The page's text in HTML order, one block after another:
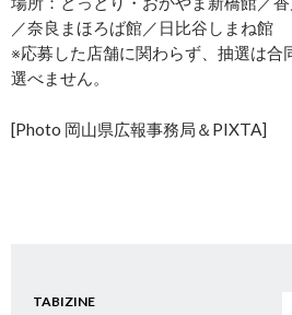
／奈良まほろば館／日比谷しまね館
※応募した店舗に関わらず、抽選は合
選べません。
[Photo 岡山県広報事務局＆PIXTA]
TABIZINE